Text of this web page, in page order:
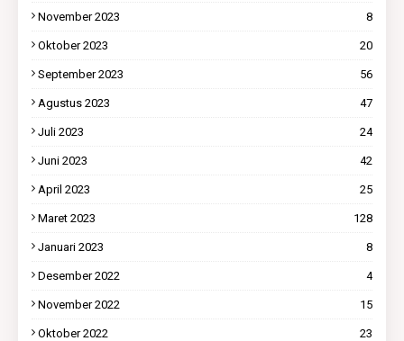
November 2023 8
Oktober 2023 20
September 2023 56
Agustus 2023 47
Juli 2023 24
Juni 2023 42
April 2023 25
Maret 2023 128
Januari 2023 8
Desember 2022 4
November 2022 15
Oktober 2022 23